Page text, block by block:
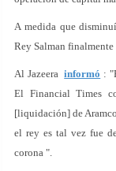
A medida que
Rey Salman
Al Jazeerainformó :
El Financial Times
[liquidación] de
el rey es tal vez fue
corona ".